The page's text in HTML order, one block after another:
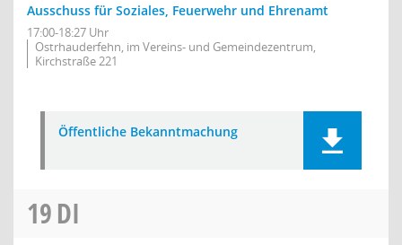
Ausschuss für Soziales, Feuerwehr und Ehrenamt
17:00-18:27 Uhr
Ostrhauderfehn, im Vereins- und Gemeindezentrum,
Kirchstraße 221
Öffentliche Bekanntmachung
19DI